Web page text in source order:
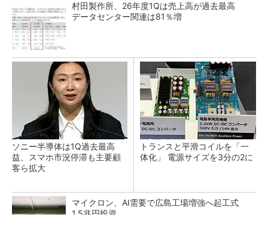
村田製作所、26年度1Qは売上高が過去最高
データセンター関連は81％増
ソニー半導体は1Q過去最高
益、スマホ市況停滞も主要顧
客ら拡大
トランスと平滑コイルを「一
体化」 電源サイズを3分の2に
マイクロン、AI需要で広島工場増強へ起工式
1.5兆円投資